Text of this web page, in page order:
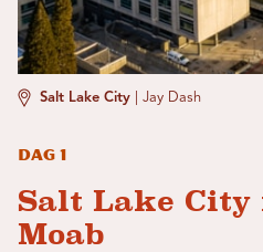
Salt Lake City Jay Dash
Dag 1
Salt Lake City
Moab